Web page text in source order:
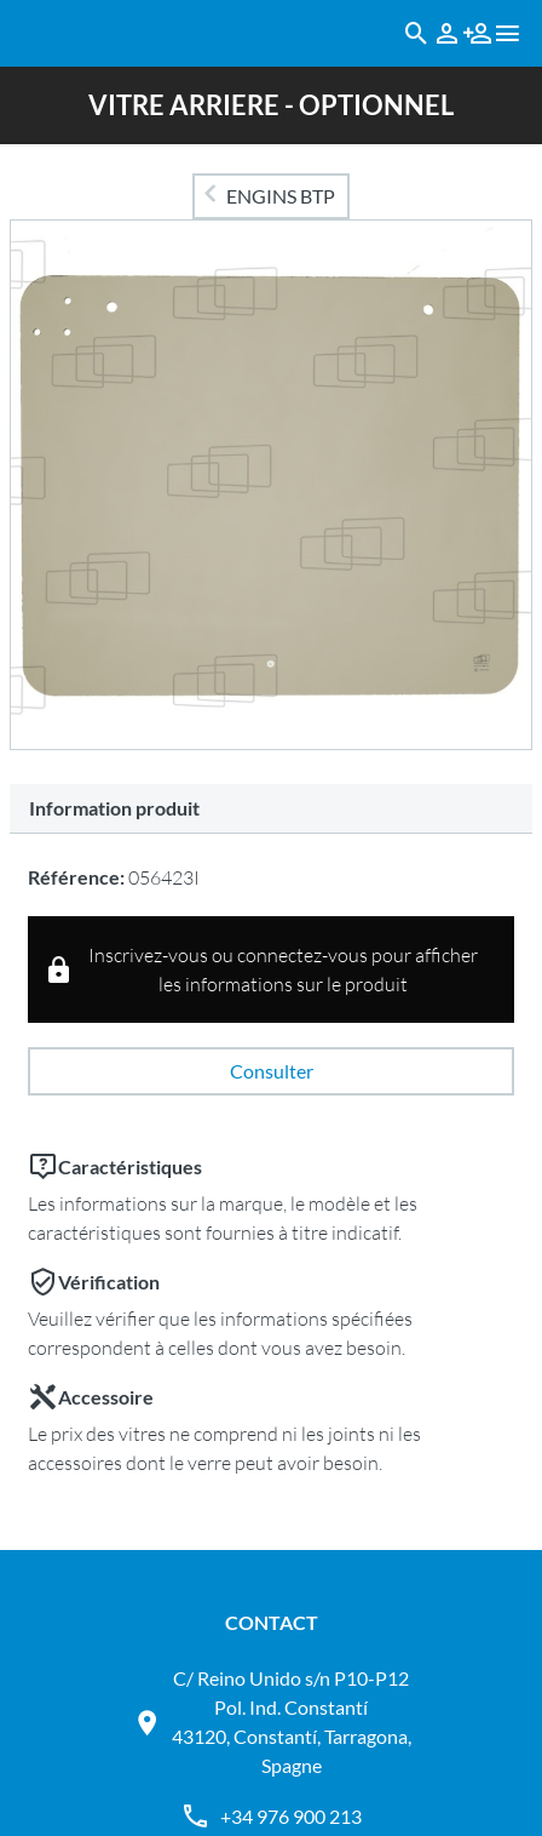
VITRE ARRIERE - OPTIONNEL
ENGINS BTP
Information produit
Référence:056423I
Inscrivez-vous ou connectez-vous pour afficher
les informations sur le produit
Consulter
Caractéristiques
Les informations sur la marque, le modèle et les
caractéristiques sont fournies à titre indicatif.
Vérification
Veuillez vérifier que les informations spécifiées
correspondent à celles dont vous avez besoin.
Accessoire
Le prix des vitres ne comprend ni les joints ni les
accessoires dont le verre peut avoir besoin.
CONTACT
C/ Reino Unido s/n P10-P12
Pol. Ind. Constantí
43120, Constantí, Tarragona,
Spagne
+34 976 900 213